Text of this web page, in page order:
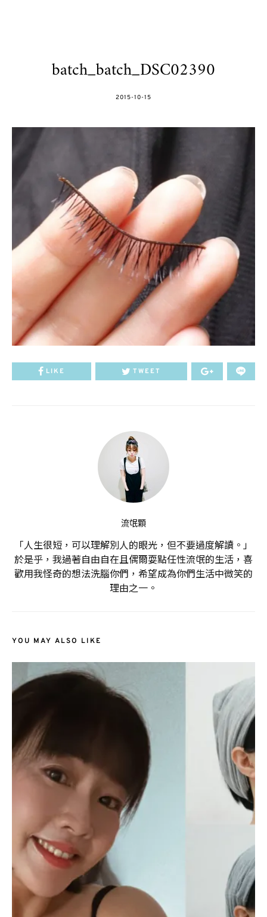
batch_batch_DSC02390
POSTED
2015-10-15
LIKE TWEET
流氓顆
「人生很短，可以理解別人的眼光，但不要過度解讀。」
於是乎，我過著自由自在且偶爾耍點任性流氓的生活，喜
歡用我怪奇的想法洗腦你們，希望成為你們生活中微笑的
理由之一。
YOU MAY ALSO LIKE